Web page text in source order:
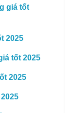
giá tốt
2025
tốt 2025
2025